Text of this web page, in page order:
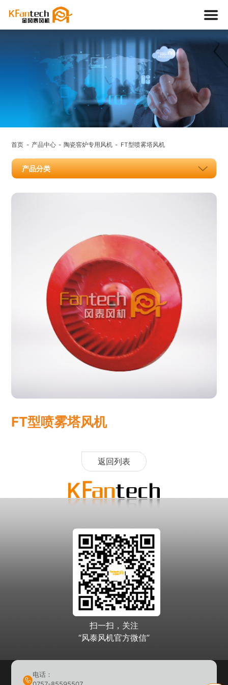
首页 产品中心 陶瓷窖炉专用风机 FT型喷雾塔风机
产品分类
FT型喷雾塔风机
返回列表
扫一扫，关注
“风泰风机官方微信”
电话：